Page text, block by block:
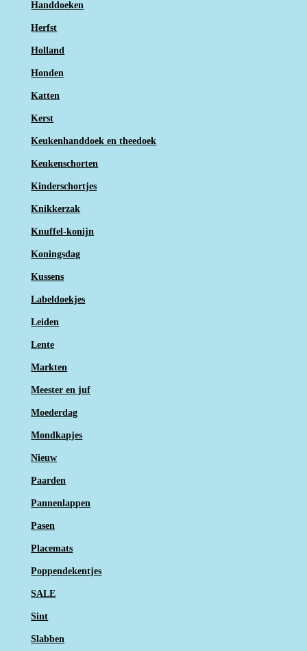
Handdoeken
Herfst
Holland
Honden
Katten
Kerst
Keukenhanddoek en theedoek
Keukenschorten
Kinderschortjes
Knikkerzak
Knuffel-konijn
Koningsdag
Kussens
Labeldoekjes
Leiden
Lente
Markten
Meester en juf
Moederdag
Mondkapjes
Nieuw
Paarden
Pannenlappen
Pasen
Placemats
Poppendekentjes
SALE
Sint
Slabben